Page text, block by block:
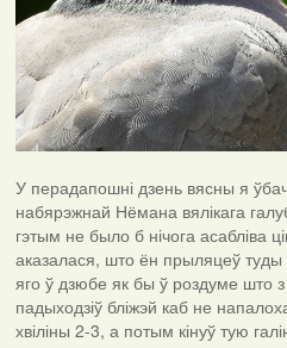
У перадапошні дзень вясны я
набярэжнай Нёмана вялікага
гэтым не было б нічога асабліва
аказалася, што ён прыляцеў туды
яго ў дзюбе як бы ў роздуме што
падыходзіў бліжэй каб не
хвіліны 2-3, а потым кінуў тую